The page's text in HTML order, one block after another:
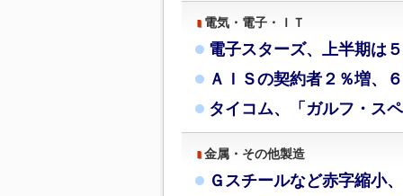
電気・電子・ＩＴ
電子スターズ、上半期は
ＡＩＳの契約者２％増、
タイコム、「ガルフ・ス
金属・その他製造
Ｇスチールなど赤字縮小